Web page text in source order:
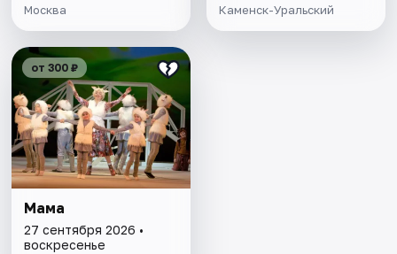
Москва Каменск-Уральский
от 300 ₽
Мама
27 сентября 2026 •
воскресенье